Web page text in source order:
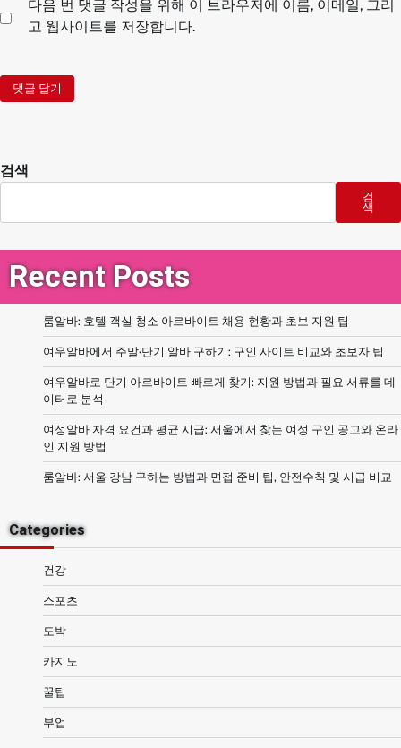
다음 번 댓글 작성을 위해 이 브라우저에 이름, 이메일, 그리
고 웹사이트를 저장합니다.
검색
검
색
Recent Posts
룸알바: 호텔 객실 청소 아르바이트 채용 현황과 초보 지원 팁
여우알바에서 주말·단기 알바 구하기: 구인 사이트 비교와 초보자 팁
여우알바로 단기 아르바이트 빠르게 찾기: 지원 방법과 필요 서류를 데
이터로 분석
여성알바 자격 요건과 평균 시급: 서울에서 찾는 여성 구인 공고와 온라
인 지원 방법
룸알바: 서울 강남 구하는 방법과 면접 준비 팁, 안전수칙 및 시급 비교
Categories
건강
스포츠
도박
카지노
꿀팁
부업